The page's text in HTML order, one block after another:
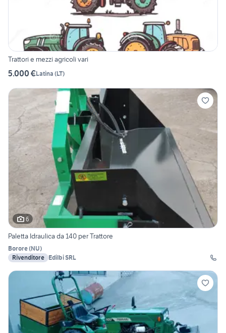
Trattori e mezzi agricoli vari
5.000 €Latina (LT)
6
Paletta Idraulica da 140 per Trattore
Borore(NU)
Rivenditore Edilbi SRL